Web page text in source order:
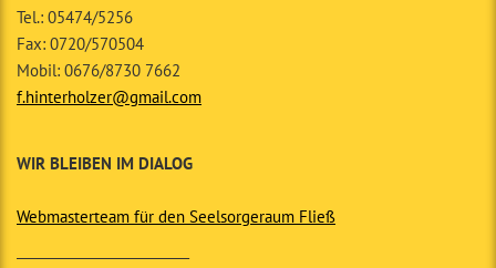
Tel.: 05474/5256
Fax: 0720/570504
Mobil: 0676/8730 7662
f.hinterholzer@gmail.com
WIR BLEIBEN IM DIALOG
Webmasterteam für den Seelsorgeraum Fließ